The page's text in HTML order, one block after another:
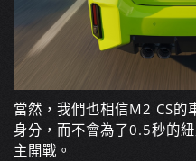
當然，我們也相信M2 CS的
身分，而不會為了0.5秒的
主開戰。